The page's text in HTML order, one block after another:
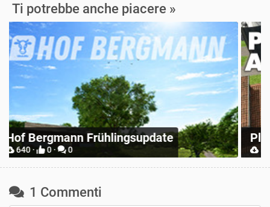
Ti potrebbe anche piacere »
Place Anywhere
12738 · 9 ·
1 Commenti